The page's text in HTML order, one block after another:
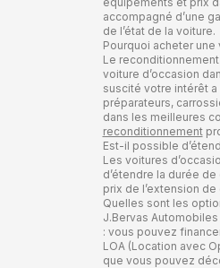
accompagné d’une
de l’état de la voiture.
Pourquoi acheter
Le
voiture d’occasion
suscité votre intérêt
préparateurs,
dans les meilleures
reconditionnement
Est-il possible
Les voitures
d’étendre la durée
prix de l’extension
Quelles sont les
J.Bervas
: vous pouvez
LOA (Location avec
que vous pouvez